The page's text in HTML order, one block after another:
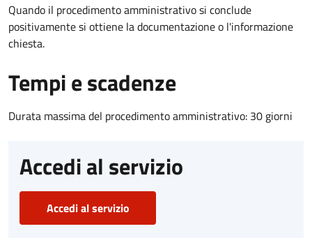
Quando il procedimento amministrativo si conclude
positivamente si ottiene la documentazione o l'informazione
chiesta.
Tempi e scadenze
Durata massima del procedimento amministrativo: 30 giorni
Accedi al servizio
Accedi al servizio